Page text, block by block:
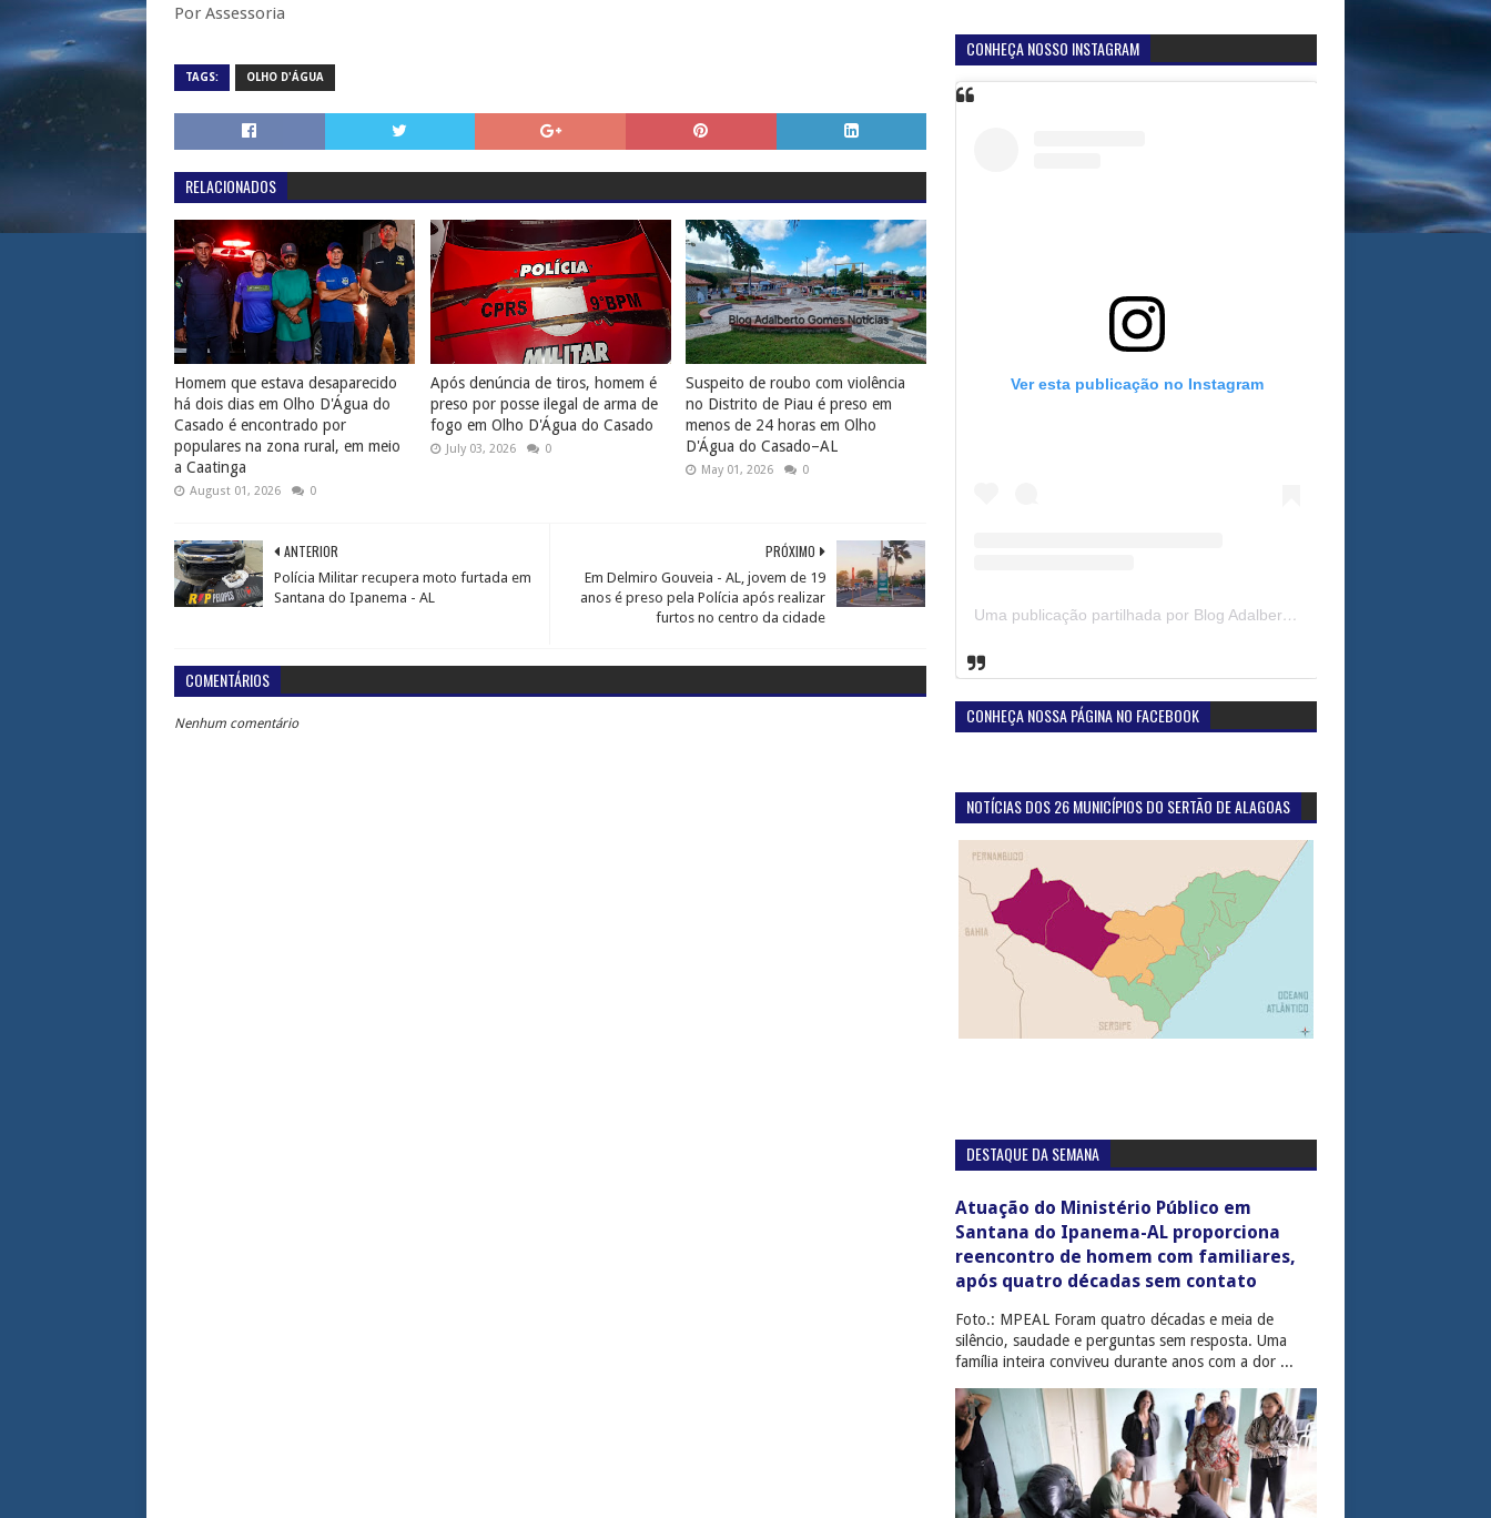
Por Assessoria
TAGS: OLHO D'ÁGUA
RELACIONADOS
Homem que estava desaparecido
há dois dias em Olho D'Água do
Casado é encontrado por
populares na zona rural, em meio
a Caatinga
August 01, 2026 0
Após denúncia de tiros, homem é
preso por posse ilegal de arma de
fogo em Olho D'Água do Casado
July 03, 2026 0
Suspeito de roubo com violência
no Distrito de Piau é preso em
menos de 24 horas em Olho
D'Água do Casado–AL
May 01, 2026 0
PRÓXIMO
Em Delmiro Gouveia - AL, jovem de 19
anos é preso pela Polícia após realizar
furtos no centro da cidade
ANTERIOR
Polícia Militar recupera moto furtada em
Santana do Ipanema - AL
COMENTÁRIOS
Nenhum comentário
CONHEÇA NOSSO INSTAGRAM
Ver esta publicação no Instagram
Uma publicação partilhada por Blog Adalberto Gomes Noticias (@blogadalbertogomesnoticiass)
CONHEÇA NOSSA PÁGINA NO FACEBOOK
NOTÍCIAS DOS 26 MUNICÍPIOS DO SERTÃO DE ALAGOAS
DESTAQUE DA SEMANA
Atuação do Ministério Público em
Santana do Ipanema-AL proporciona
reencontro de homem com familiares,
após quatro décadas sem contato
Foto.: MPEAL Foram quatro décadas e meia de
silêncio, saudade e perguntas sem resposta. Uma
família inteira conviveu durante anos com a dor ...